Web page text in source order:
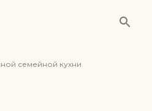
семейной кухни